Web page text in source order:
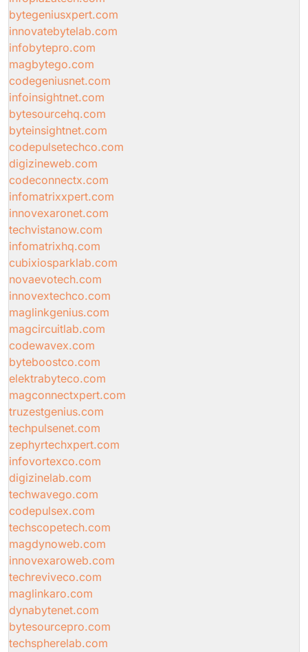
bytegeniusxpert.com
innovatebytelab.com
infobytepro.com
magbytego.com
codegeniusnet.com
infoinsightnet.com
bytesourcehq.com
byteinsightnet.com
codepulsetechco.com
digizineweb.com
codeconnectx.com
infomatrixxpert.com
innovexaronet.com
techvistanow.com
infomatrixhq.com
cubixiosparklab.com
novaevotech.com
innovextechco.com
maglinkgenius.com
magcircuitlab.com
codewavex.com
byteboostco.com
elektrabyteco.com
magconnectxpert.com
truzestgenius.com
techpulsenet.com
zephyrtechxpert.com
infovortexco.com
digizinelab.com
techwavego.com
codepulsex.com
techscopetech.com
magdynoweb.com
innovexaroweb.com
techreviveco.com
maglinkaro.com
dynabytenet.com
bytesourcepro.com
techspherelab.com